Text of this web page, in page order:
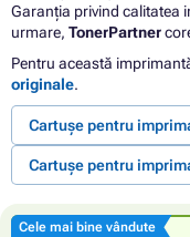
Garanția privind calitatea
urmare, TonerPartner
Pentru această
originale.
Cartușe pentru
Cartușe pentru
Cele mai bine vândute